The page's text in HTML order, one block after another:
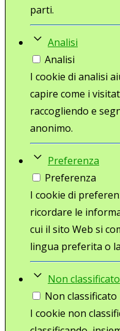
parti.
Analisi
Analisi
I cookie di analisi
capire come i
raccogliendo e
anonimo.
Preferenza
Preferenza
I cookie di
ricordare le
cui il sito Web si
lingua preferita o
Non classificato
Non classificato
I cookie non